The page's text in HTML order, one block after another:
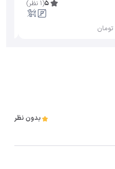
5
(
1 نظر)
تومان
بدون نظر